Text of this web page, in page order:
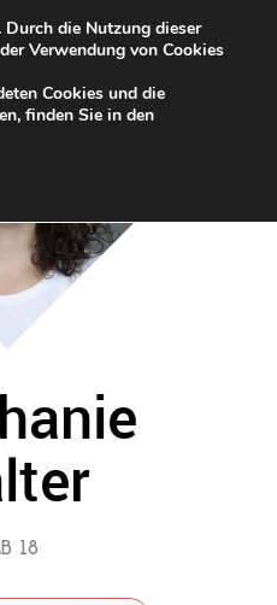
18
Durch die Nutzung dieser
Verwendung von Cookies
Cookies und die
finden Sie in den